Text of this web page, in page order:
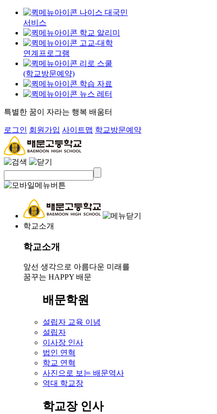
나이스 대국민
서비스
학교 알리미
고교-대학
연계프로그램
리로 스쿨
(학교방문예약)
학습 자료
뉴스 레터
특별한 꿈이 자라는 행복 배움터
로그인 회원가입 사이트맵 학교방문예약
학교소개
학교소개
앞선 생각으로 아름다운 미래를
꿈꾸는 HAPPY 배문
배문학원
설립자 교육 이념
설립자
이사장 인사
법인 연혁
학교 연혁
사진으로 보는 배문역사
역대 학교장
학교장 인사